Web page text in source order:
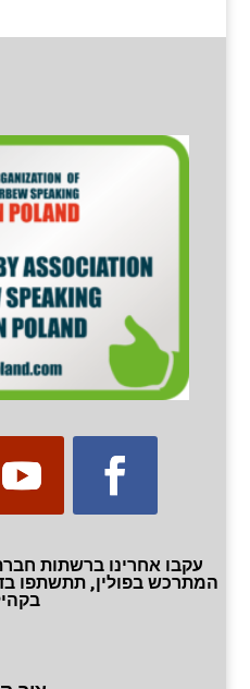
עקבו אחרינו ברשתות
המתרכש בפולין, תתשתפו